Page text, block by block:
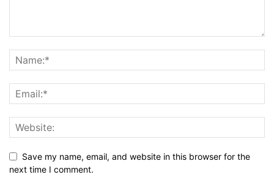
Save my name, email, and website in this browser for the
next time I comment.